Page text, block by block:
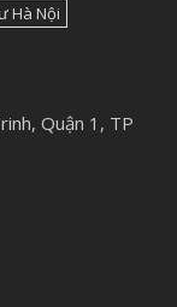
Hà Nội
Quận 1, TP